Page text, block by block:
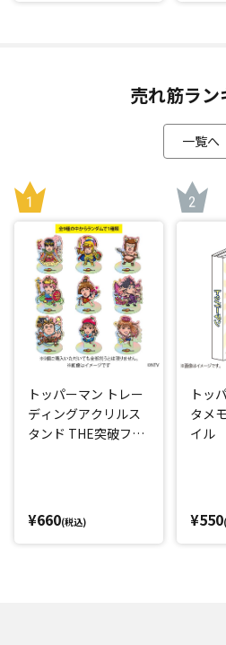
売れ筋ラン
一覧へ
トッパーマン トレー
ディングアクリルス
タンド THE突破ファ
¥660(税込)
トッ
タメ
イル
¥550